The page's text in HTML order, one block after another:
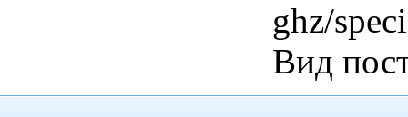
ghz/
Вид